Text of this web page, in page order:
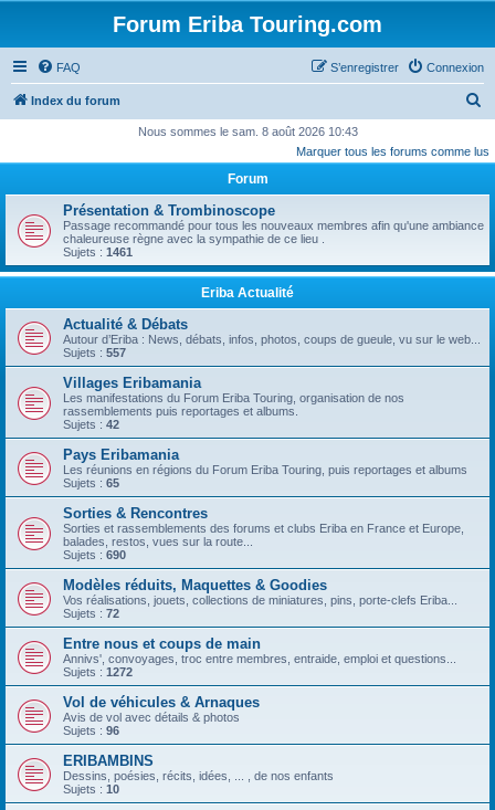
Forum Eriba Touring.com
FAQ Connexion
S’enregistrer
Index du forum
c
r
e
Nous sommes le sam. 8 août 2026 10:43
Marquer tous les forums comme lus
Forum
Présentation & Trombinoscope
Passage recommandé pour tous les nouveaux membres afin qu'une ambiance
chaleureuse règne avec la sympathie de ce lieu .
Sujets : 1461
Eriba Actualité
Actualité & Débats
Autour d’Eriba : News, débats, infos, photos, coups de gueule, vu sur le web...
Sujets : 557
Villages Eribamania
Les manifestations du Forum Eriba Touring, organisation de nos
rassemblements puis reportages et albums.
Sujets : 42
Pays Eribamania
Les réunions en régions du Forum Eriba Touring, puis reportages et albums
Sujets : 65
Sorties & Rencontres
Sorties et rassemblements des forums et clubs Eriba en France et Europe,
balades, restos, vues sur la route...
Sujets : 690
Modèles réduits, Maquettes & Goodies
Vos réalisations, jouets, collections de miniatures, pins, porte-clefs Eriba...
Sujets : 72
Entre nous et coups de main
Annivs', convoyages, troc entre membres, entraide, emploi et questions...
Sujets : 1272
Vol de véhicules & Arnaques
Avis de vol avec détails & photos
Sujets : 96
ERIBAMBINS
Dessins, poésies, récits, idées, ... , de nos enfants
Sujets : 10